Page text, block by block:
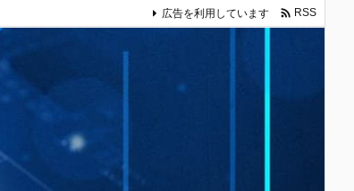
広告を利用しています  RSS